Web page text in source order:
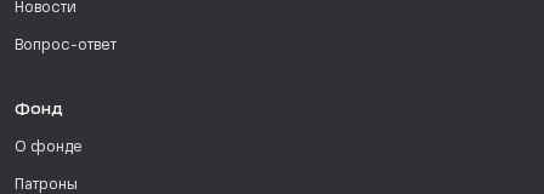
Новости
Вопрос-ответ
Фонд
О фонде
Патроны